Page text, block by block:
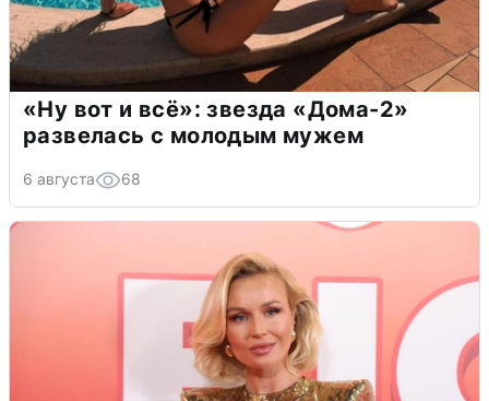
«Ну вот и всё»: звезда «Дома-2»
развелась с молодым мужем
6 августа 68